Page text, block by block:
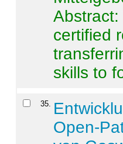
Abstract:
certified
skills to
35.
Open-